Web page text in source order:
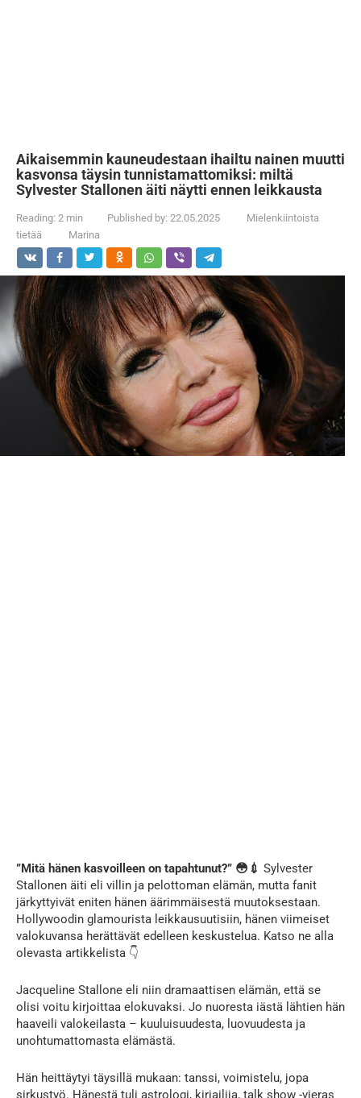
Aikaisemmin kauneudestaan ihailtu nainen muutti
kasvonsa täysin tunnistamattomiksi: miltä
Sylvester Stallonen äiti näytti ennen leikkausta
Reading: 2 min Published by: 22.05.2025
Mielenkiintoista
tietää
Marina
”Mitä hänen kasvoilleen on tapahtunut?” 😳💉 Sylvester
Stallonen äiti eli villin ja pelottoman elämän, mutta fanit
järkyttyivät eniten hänen äärimmäisestä muutoksestaan.
Hollywoodin glamourista leikkausuutisiin, hänen viimeiset
valokuvansa herättävät edelleen keskustelua. Katso ne alla
olevasta artikkelista 👇
Jacqueline Stallone eli niin dramaattisen elämän, että se
olisi voitu kirjoittaa elokuvaksi. Jo nuoresta iästä lähtien hän
haaveili valokeilasta – kuuluisuudesta, luovuudesta ja
unohtumattomasta elämästä.
Hän heittäytyi täysillä mukaan: tanssi, voimistelu, jopa
sirkustyö. Hänestä tuli astrologi, kirjailija, talk show -vieras